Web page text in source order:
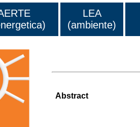
LEA
(ambiente)
Abstract